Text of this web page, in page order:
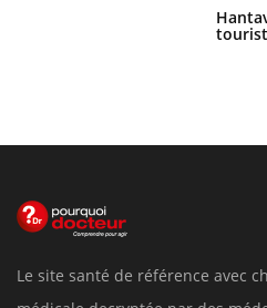
Le site santé de référence avec